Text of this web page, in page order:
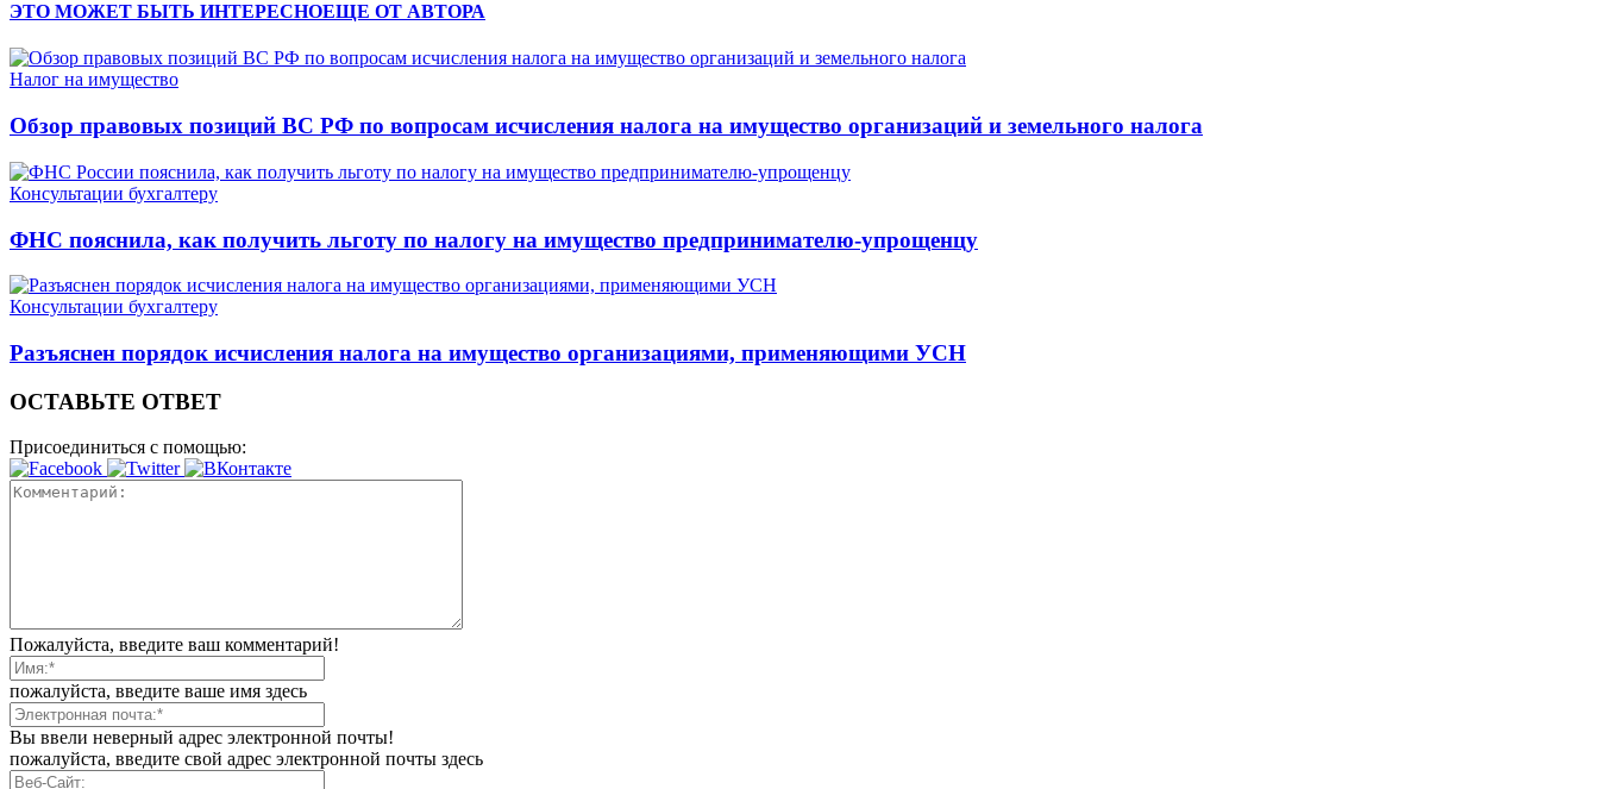
ЭТО МОЖЕТ БЫТЬ ИНТЕРЕСНОЕЩЕ ОТ АВТОРА
Налог на имущество
Обзор правовых позиций ВС РФ по вопросам исчисления налога на имущество организаций и земельного налога
Консультации бухгалтеру
ФНС пояснила, как получить льготу по налогу на имущество предпринимателю-упрощенцу
Консультации бухгалтеру
Разъяснен порядок исчисления налога на имущество организациями, применяющими УСН
ОСТАВЬТЕ ОТВЕТ
Присоединиться с помощью:
Пожалуйста, введите ваш комментарий!
пожалуйста, введите ваше имя здесь
Вы ввели неверный адрес электронной почты!
пожалуйста, введите свой адрес электронной почты здесь